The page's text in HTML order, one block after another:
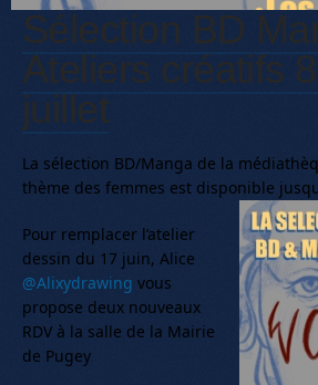
Sélection BD
Ateliers créatifs
juillet
La sélection BD/Manga de la
thème des femmes est disponible
Pour remplacer l’atelier
dessin du 17 juin, Alice
@Alixydrawing vous
propose deux nouveaux
RDV à la salle de la Mairie
de Pugey